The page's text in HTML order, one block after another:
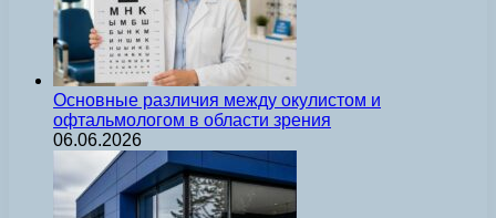
Основные различия между окулистом и
офтальмологом в области зрения
06.06.2026